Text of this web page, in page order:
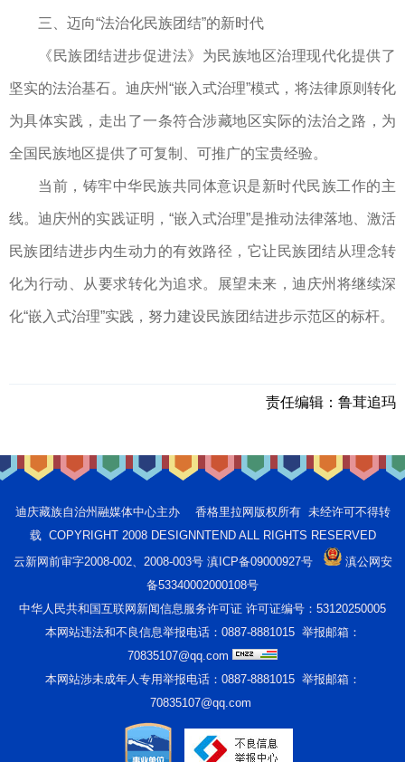
三、迈向“法治化民族团结”的新时代
《民族团结进步促进法》为民族地区治理现代化提供了
坚实的法治基石。迪庆州“嵌入式治理”模式，将法律原则转化
为具体实践，走出了一条符合涉藏地区实际的法治之路，为
全国民族地区提供了可复制、可推广的宝贵经验。
当前，铸牢中华民族共同体意识是新时代民族工作的主
线。迪庆州的实践证明，“嵌入式治理”是推动法律落地、激活
民族团结进步内生动力的有效路径，它让民族团结从理念转
化为行动、从要求转化为追求。展望未来，迪庆州将继续深
化“嵌入式治理”实践，努力建设民族团结进步示范区的标杆。
责任编辑： 鲁茸追玛
迪庆藏族自治州融媒体中心主办 香格里拉网版权所有 未经许可不得转
载 COPYRIGHT 2008 DESIGNNTEND ALL RIGHTS RESERVED
云新网前审字2008-002、2008-003号 滇ICP备09000927号
滇公网安
备53340002000108号
中华人民共和国互联网新闻信息服务许可证 许可证编号：53120250005
本网站违法和不良信息举报电话：0887-8881015 举报邮箱：
70835107@qq.com
本网站涉未成年人专用举报电话：0887-8881015 举报邮箱：
70835107@qq.com